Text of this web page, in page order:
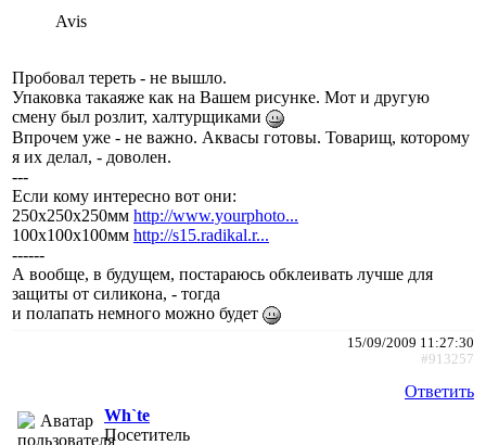
Avis
Пробовал тереть - не вышло.
Упаковка такаяже как на Вашем рисунке. Мот и другую
смену был розлит, халтурщиками
Впрочем уже - не важно. Аквасы готовы. Товарищ, которому
я их делал, - доволен.
---
Если кому интересно вот они:
250х250х250мм http://www.yourphoto...
100х100х100мм http://s15.radikal.r...
------
А вообще, в будущем, постараюсь обклеивать лучше для
защиты от силикона, - тогда
и полапать немного можно будет
15/09/2009 11:27:30
#913257
Ответить
Wh`te
Посетитель